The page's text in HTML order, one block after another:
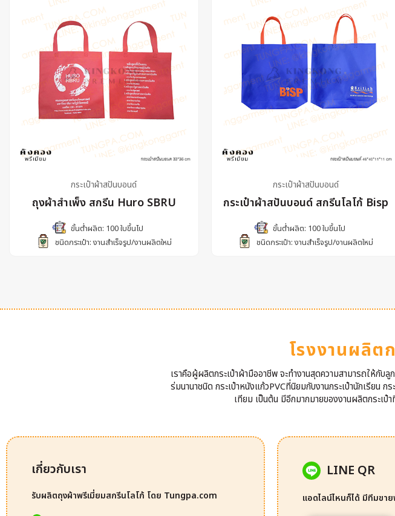
กระเป๋าผ้าสปันบอนด์
ถุงผ้าสำเพ็ง สกรีน Huro SBRU
ขั้นต่ำผลิต: 100 ใบขึ้นไป
ชนิดกระเป๋า: งานสำเร็จรูป/งานผลิตใหม่
กระเป๋าผ้าสปันบอนด์
กระเป๋าผ้าสปันบอนด์ สกรีนโลโก้ Bisp
ขั้นต่ำผลิต: 100 ใบขึ้นไป
ชนิดกระเป๋า: งานสำเร็จรูป/งานผลิตใหม่
โรงงานผลิต
เราคือผู้ผลิตกระเป๋าผ้ามืออาชีพ จะทำงานสุดความสามารถให้กับ
ร่มนานาชนิด กระเป๋าหนังแก้วPVCที่นิยมกับงานกระเป๋านักเรียน
เทียม เป็นต้น มีอีกมากมายของงานผลิตกระเ
เกี่ยวกับเรา
รับผลิตถุงผ้าพรีเมี่ยมสกรีนโลโก้ โดย Tungpa.com
LINE QR
แอดไลน์ไหนก็ได้ มีทีมขา